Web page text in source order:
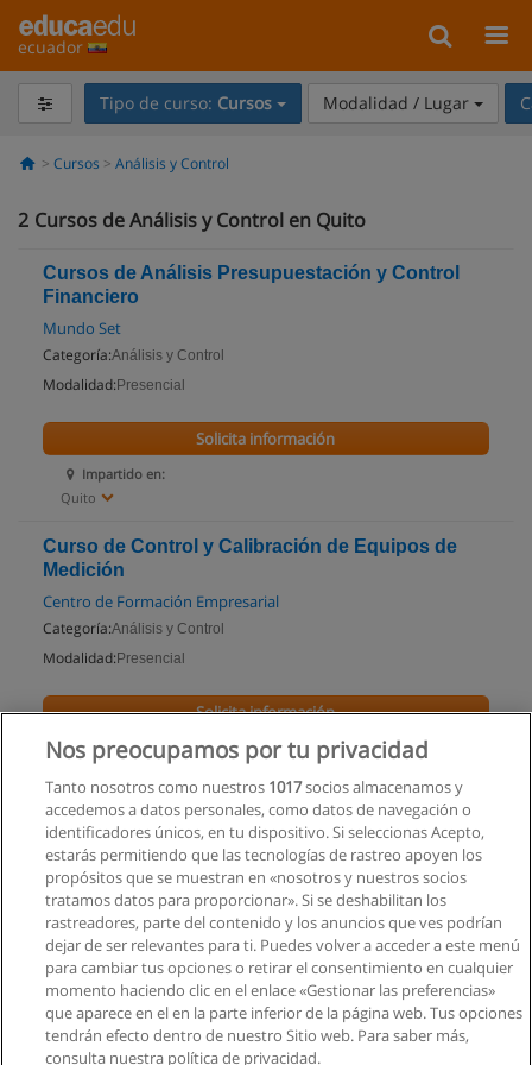
ecuador
Tipo de curso: Cursos Modalidad / Lugar
Cursos Análisis y Control
2 Cursos de Análisis y Control en Quito
Cursos de Análisis Presupuestación y Control
Financiero
Mundo Set
Categoría:Análisis y Control
Modalidad: Presencial
Impartido en:
Quito
Solicita información
Curso de Control y Calibración de Equipos de
Medición
Centro de Formación Empresarial
Categoría:Análisis y Control
Modalidad: Presencial
Impartido en:
Solicita información
Nos preocupamos por tu privacidad
Tanto nosotros como nuestros 1017socios almacenamos y
accedemos a datos personales, como datos de navegación o
identificadores únicos, en tu dispositivo. Si seleccionas Acepto,
estarás permitiendo que las tecnologías de rastreo apoyen los
propósitos que se muestran en «nosotros y nuestros socios
tratamos datos para proporcionar». Si se deshabilitan los
rastreadores, parte del contenido y los anuncios que ves podrían
dejar de ser relevantes para ti. Puedes volver a acceder a este menú
para cambiar tus opciones o retirar el consentimiento en cualquier
momento haciendo clic en el enlace «Gestionar las preferencias»
que aparece en el en la parte inferior de la página web. Tus opciones
tendrán efecto dentro de nuestro Sitio web. Para saber más,
consulta nuestra política de privacidad.